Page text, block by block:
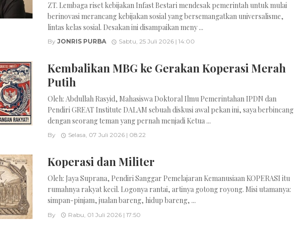
ZT. Lembaga riset kebijakan Infast Bestari mendesak pemerintah untuk mulai
berinovasi merancang kebijakan sosial yang bersemangatkan universalisme,
lintas kelas sosial. Desakan ini disampaikan meny ...
By JONRIS PURBA Sabtu, 25 Juli 2026 | 14:00
Kembalikan MBG ke Gerakan Koperasi Merah
Putih
Oleh: Abdullah Rasyid, Mahasiswa Doktoral Ilmu Pemerintahan IPDN dan
Pendiri GREAT Institute DALAM sebuah diskusi awal pekan ini, saya berbincang
dengan seorang teman yang pernah menjadi Ketua ...
By Selasa, 07 Juli 2026 | 08:22
Koperasi dan Militer
Oleh: Jaya Suprana, Pendiri Sanggar Pemelajaran Kemanusiaan KOPERASI itu
rumahnya rakyat kecil. Logonya rantai, artinya gotong royong. Misi utamanya:
simpan-pinjam, jualan bareng, hidup bareng, ...
By Rabu, 01 Juli 2026 | 17:50